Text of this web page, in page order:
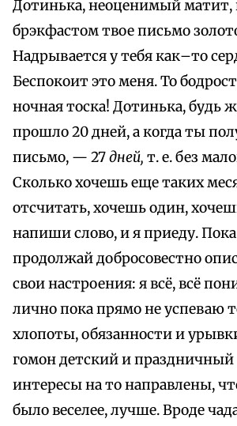
Дотинька, неоценимый матит,
брэкфастом твое письмо
Надрывается у тебя как–то
Беспокоит это меня. То
ночная тоска! Дотинька, будь
прошло 20 дней, а когда ты
письмо, — 27дней, т. е. без
Сколько хочешь еще таких
отсчитать, хочешь один,
напиши слово, и я приеду.
продолжай добросовестно
свои настроения: я всё, всё
лично пока прямо не успеваю
хлопоты, обязанности и
гомон детский и праздничный
интересы на то направлены,
было веселее, лучше. Вроде